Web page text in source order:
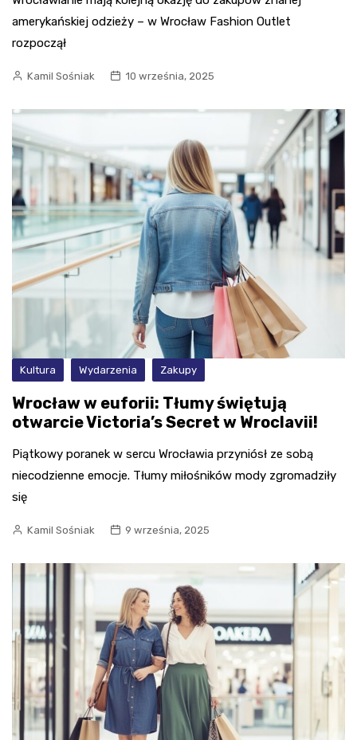
amerykańskiej odzieży – w Wrocław Fashion Outlet
rozpoczął
Kamil Sośniak 10 września, 2025
Kultura Wydarzenia Zakupy
Wrocław w euforii: Tłumy świętują
otwarcie Victoria’s Secret w Wroclavii!
Piątkowy poranek w sercu Wrocławia przyniósł ze sobą
niecodzienne emocje. Tłumy miłośników mody zgromadziły
się
Kamil Sośniak 9 września, 2025